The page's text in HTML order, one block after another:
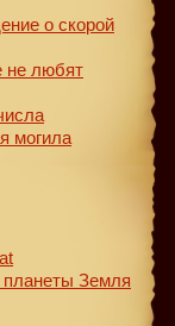
о скорой
не любят
могила
Земля